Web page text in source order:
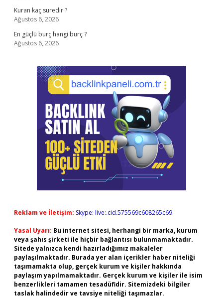
Kuran kaç suredir ?
Ağustos 6, 2026
En güçlü burç hangi burç ?
Ağustos 6, 2026
Reklam ve İletişim: Skype: live:.cid.575569c608265c69
Yasal Uyarı: Bu internet sitesi, herhangi bir marka, kurum
veya şahıs şirketi ile hiçbir bağlantısı bulunmamaktadır.
Sitede yalnızca kendi hazırladığımız makaleler
paylaşılmaktadır. Burada yer alan içerikler haber niteliği
taşımamakta olup, gerçek kurum ve kişiler hakkında
paylaşım yapılmamaktadır. Gerçek kurum ve kişiler ile isim
benzerlikleri tamamen tesadüfidir. Sitemizdeki bilgiler
taslak halindedir ve tavsiye niteliği taşımazlar.